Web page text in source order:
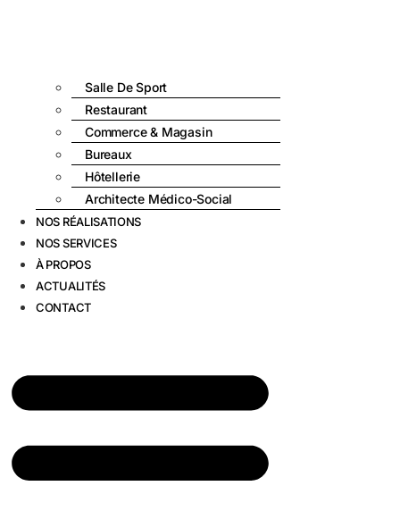
Salle De Sport
Restaurant
Commerce & Magasin
Bureaux
Hôtellerie
Architecte Médico-Social
NOS RÉALISATIONS
NOS SERVICES
À PROPOS
ACTUALITÉS
CONTACT